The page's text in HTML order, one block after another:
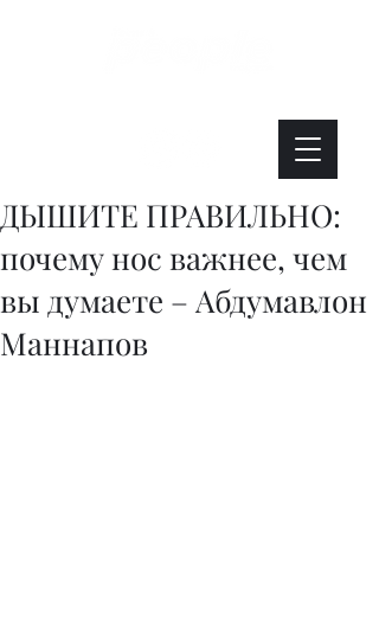
ДЫШИТЕ ПРАВИЛЬНО:
почему нос важнее, чем
вы думаете – Абдумавлон
Маннапов